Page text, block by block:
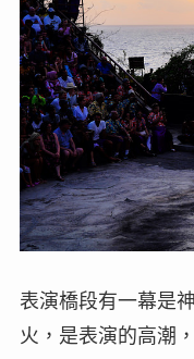
表演橋段有一幕是
火，是表演的高潮